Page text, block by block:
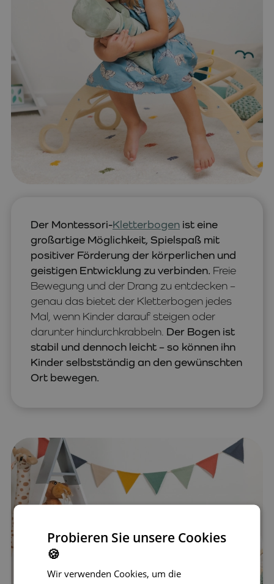
Der Montessori-Kletterbogen ist eine
großartige Möglichkeit, Spielspaß mit
positiver Förderung der körperlichen und
geistigen Entwicklung zu verbinden. Freie
Bewegung und der Drang zu entdecken –
genau das bietet der Kletterbogen jedes
Mal, wenn Kinder darauf steigen oder
darunter hindurchkrabbeln. Der Bogen ist
stabil und dennoch leicht – so können ihn
Kinder selbstständig an den gewünschten
Ort bewegen.
Probieren Sie unsere Cookies
🍪
Wir verwenden Cookies, um die